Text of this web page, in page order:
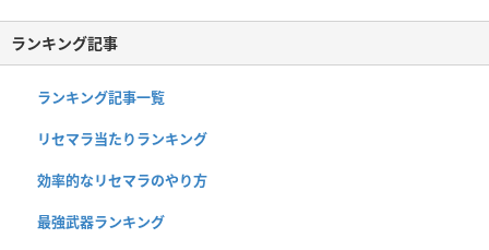
ランキング記事
ランキング記事一覧
リセマラ当たりランキング
効率的なリセマラのやり方
最強武器ランキング